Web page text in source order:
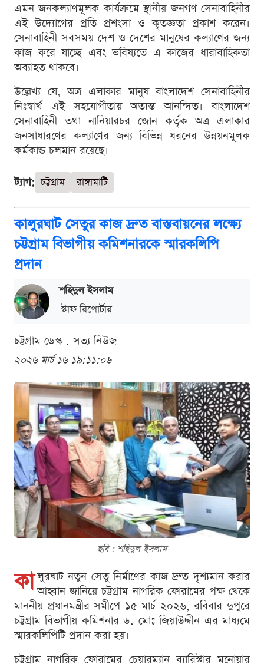
এমন জনকল্যাণমূলক কার্যক্রমে স্থানীয় জনগণ সেনাবাহিনীর
এই উদ্যোগের প্রতি প্রশংসা ও কৃতজ্ঞতা প্রকাশ করেন।
সেনাবাহিনী সবসময় দেশ ও দেশের মানুষের কল্যাণের জন্য
কাজ করে যাচ্ছে এবং ভবিষ্যতে এ কাজের ধারাবাহিকতা
অব্যাহত থাকবে।
উল্লেখ্য যে, অত্র এলাকার মানুষ বাংলাদেশ সেনাবাহিনীর
নিঃস্বার্থ এই সহযোগীতায় অত্যন্ত আনন্দিত। বাংলাদেশ
সেনাবাহিনী তথা নানিয়ারচর জোন কর্তৃক অত্র এলাকার
জনসাধারণের কল্যাণের জন্য বিভিন্ন ধরনের উন্নয়নমূলক
কর্মকান্ড চলমান রয়েছে।
ট্যাগ: চট্টগ্রাম রাঙ্গামাটি
কালুরঘাট সেতুর কাজ দ্রুত বাস্তবায়‌নের ল‌ক্ষ্যে
চট্টগ্রাম বিভাগীয় কমিশনারকে স্মারকলিপি
প্রদান
শ‌হিদুল ইসলাম
স্টাফ রিপোর্টার
চট্টগ্রাম ডেস্ক . সত্য নিউজ
২০২৬ মার্চ ১৬ ১৯:১১:০৬
ছবি : শ‌হিদুল ইসলাম
কা লুরঘাট নতুন সেতু নির্মাণের কাজ দ্রুত দৃশ্যমান করার
আহ্বান জানিয়ে চট্টগ্রাম নাগরিক ফোরামের পক্ষ থেকে
মাননীয় প্রধানমন্ত্রীর সমীপে ১৫ মার্চ ২০২৬, র‌বিবার দুপুরে
চট্টগ্রাম বিভাগীয় কমিশনার ড. মোঃ জিয়াউদ্দীন এর মাধ্যমে
স্মারকলিপিটি প্রদান করা হয়।
চট্টগ্রাম নাগরিক ফোরামের চেয়ারম্যান ব‍্যারিস্টার মনোয়ার